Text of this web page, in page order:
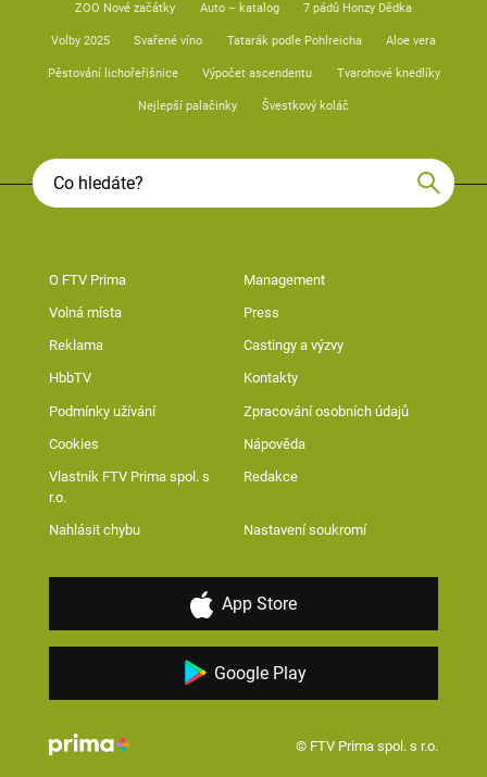
ZOO Nové začátky Auto – katalog 7 pádů Honzy Dědka
Volby 2025 Svařené víno Tatarák podle Pohlreicha Aloe vera
Pěstování lichořeřišnice Výpočet ascendentu Tvarohové knedlíky
Nejlepší palačinky Švestkový koláč
O FTV Prima Management
Volná místa Press
Reklama Castingy a výzvy
HbbTV Kontakty
Podmínky užívání Zpracování osobních údajů
Cookies Nápověda
Vlastník FTV Prima spol. s
r.o.
Redakce
Nahlásit chybu Nastavení soukromí
App Store
Google Play
© FTV Prima spol. s r.o.